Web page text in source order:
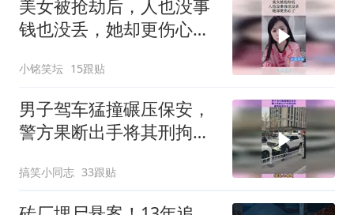
美女被抢劫后，人也没事
钱也没丢，她却更伤心
小铭笑坛 15跟贴
男子驾车猛撞碾压保安，
警方果断出手将其刑拘，
搞笑小同志 33跟贴